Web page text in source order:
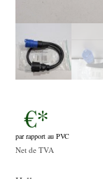
€*
par rapport au PVC
Le
Net de TVA